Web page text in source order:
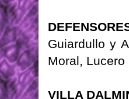
Guiardullo y
Moral, Lucero
VILLA